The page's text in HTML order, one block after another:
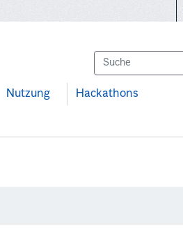
Nutzung Hackathons